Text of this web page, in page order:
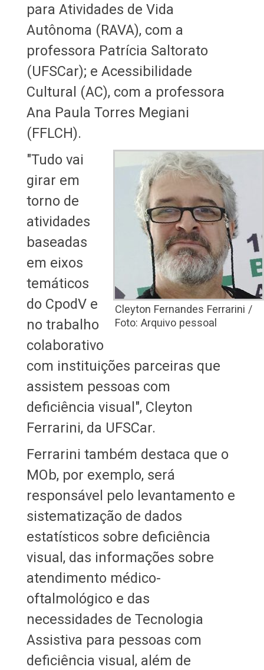
para Atividades de Vida
Autônoma (RAVA), com a
professora Patrícia Saltorato
(UFSCar); e Acessibilidade
Cultural (AC), com a professora
Ana Paula Torres Megiani
(FFLCH).
Cleyton Fernandes Ferrarini /
Foto: Arquivo pessoal
"Tudo vai
girar em
torno de
atividades
baseadas
em eixos
temáticos
do CpodV e
no trabalho
colaborativo
com instituições parceiras que
assistem pessoas com
deficiência visual", Cleyton
Ferrarini, da UFSCar.
Ferrarini também destaca que o
MOb, por exemplo, será
responsável pelo levantamento e
sistematização de dados
estatísticos sobre deficiência
visual, das informações sobre
atendimento médico-
oftalmológico e das
necessidades de Tecnologia
Assistiva para pessoas com
deficiência visual, além de